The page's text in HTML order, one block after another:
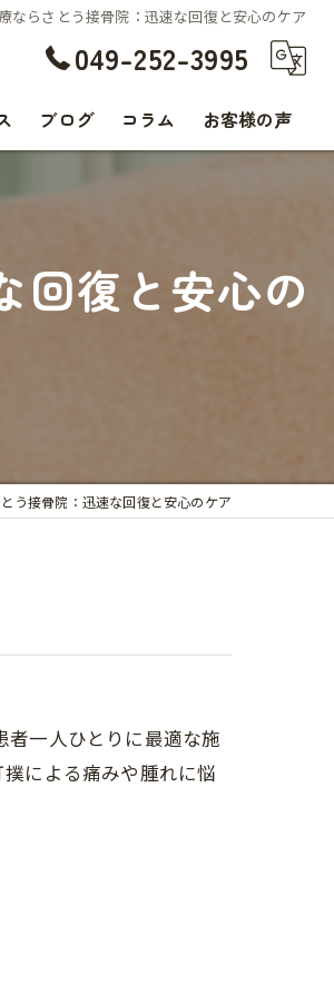
ならさとう接骨院：迅速な回復と安心のケア
049-252-3995
ブログ コラム お客様の声
回復と安心の
う接骨院：迅速な回復と安心のケア
一人ひとりに最適な施
による痛みや腫れに悩